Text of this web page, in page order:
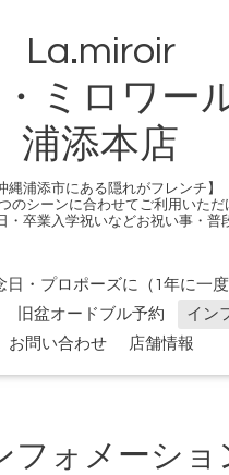
La.miroir
・ミロワー
浦添本店
縄浦添市にある隠れがフレンチ】
シーンに合わせてご利用いた
卒業入学祝いなどお祝い事・普
日・プロポーズに（1年に一度
旧盆オードブル予約 イン
お問い合わせ
店舗情報
フォメーショ